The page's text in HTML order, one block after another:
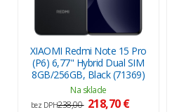
XIAOMI Redmi Note 15 Pro
(P6) 6,77" Hybrid Dual SIM
8GB/256GB, Black (71369)
Na sklade
bez DPH238,00 218,70 €